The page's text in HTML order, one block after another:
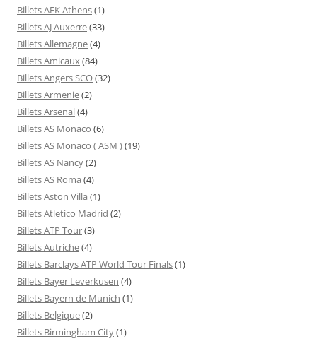
Billets AEK Athens(1)
Billets AJ Auxerre(33)
Billets Allemagne(4)
Billets Amicaux(84)
Billets Angers SCO(32)
Billets Armenie(2)
Billets Arsenal(4)
Billets AS Monaco (6)
Billets AS Monaco ( ASM )(19)
Billets AS Nancy(2)
Billets AS Roma (4)
Billets Aston Villa (1)
Billets Atletico Madrid (2)
Billets ATP Tour(3)
Billets Autriche(4)
Billets Barclays ATP World Tour Finals(1)
Billets Bayer Leverkusen (4)
Billets Bayern de Munich (1)
Billets Belgique(2)
Billets Birmingham City(1)